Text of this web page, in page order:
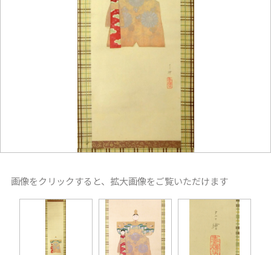
画像をクリックすると、拡大画像をご覧いただけます